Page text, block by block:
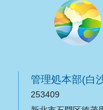
管理処本部(白
253409